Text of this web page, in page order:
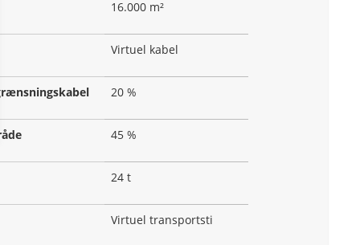
16.000 m²
Virtuel kabel
20 %
45 %
24 t
Virtuel transportsti